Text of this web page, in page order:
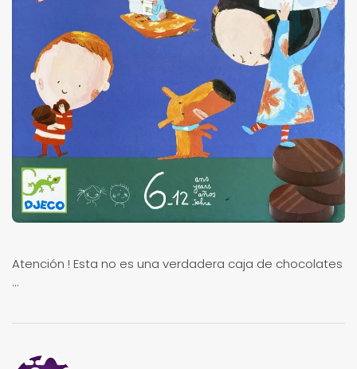
Atención ! Esta no es una verdadera caja de chocolates
...